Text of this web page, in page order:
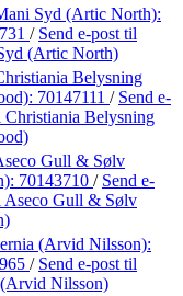
Syd (Artic North):
/ Send e-post til
(Artic North)
Belysning
70147111 / Send e-
Christiania Belysning
Gull & Sølv
70143710 / Send e-
Aseco Gull & Sølv
(Arvid Nilsson):
/ Send e-post til
Nilsson)